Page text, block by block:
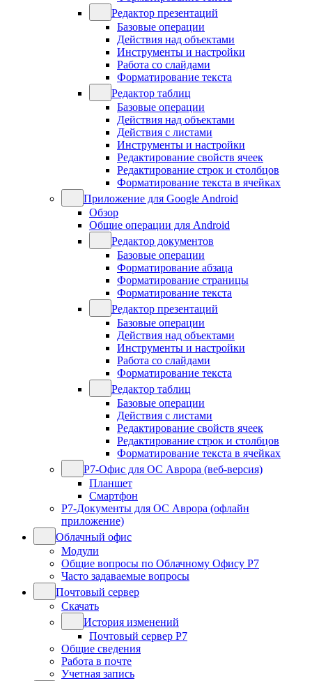
Редактор презентаций
Базовые операции
Действия над объектами
Инструменты и настройки
Работа со слайдами
Форматирование текста
Редактор таблиц
Базовые операции
Действия над объектами
Действия с листами
Инструменты и настройки
Редактирование свойств ячеек
Редактирование строк и столбцов
Форматирование текста в ячейках
Приложение для Google Android
Обзор
Общие операции для Android
Редактор документов
Базовые операции
Форматирование абзаца
Форматирование страницы
Форматирование текста
Редактор презентаций
Базовые операции
Действия над объектами
Инструменты и настройки
Работа со слайдами
Форматирование текста
Редактор таблиц
Базовые операции
Действия с листами
Редактирование свойств ячеек
Редактирование строк и столбцов
Форматирование текста в ячейках
Р7-Офис для ОС Аврора (веб-версия)
Планшет
Смартфон
Р7-Документы для ОС Аврора (офлайн
приложение)
Облачный офис
Модули
Общие вопросы по Облачному Офису Р7
Часто задаваемые вопросы
Почтовый сервер
Скачать
История изменений
Почтовый сервер Р7
Общие сведения
Работа в почте
Учетная запись